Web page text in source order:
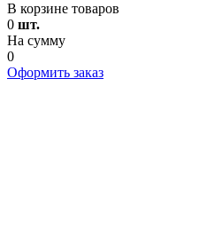
В корзине товаров
0 шт.
На сумму
0
Оформить заказ